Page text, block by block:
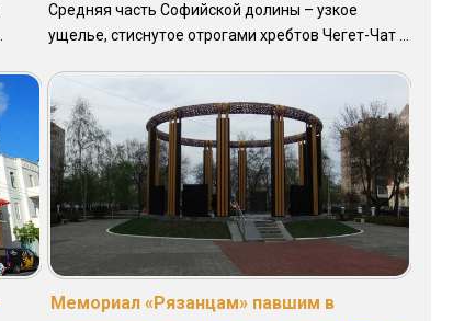
Средняя часть Софийской долины – узкое
ущелье, стиснутое отрогами хребтов Чегет-Чат ...
Мемориал «Рязанцам» павшим в